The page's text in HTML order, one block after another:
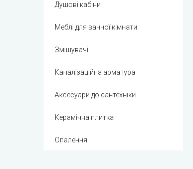
Душові кабіни
Меблі для ванної кімнати
Змішувачі
Каналізаційна арматура
Аксесуари до сантехніки
Керамічна плитка
Опалення